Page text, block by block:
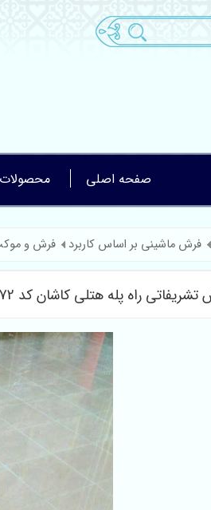
صفحه اصلی محصولات
فرش ماشینی بر اساس کاربرد فرش و
راه پله هتلی کاشان کد 72